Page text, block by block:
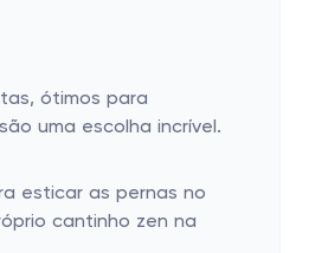
ótimos para
uma escolha incrível.
esticar as pernas no
cantinho zen na